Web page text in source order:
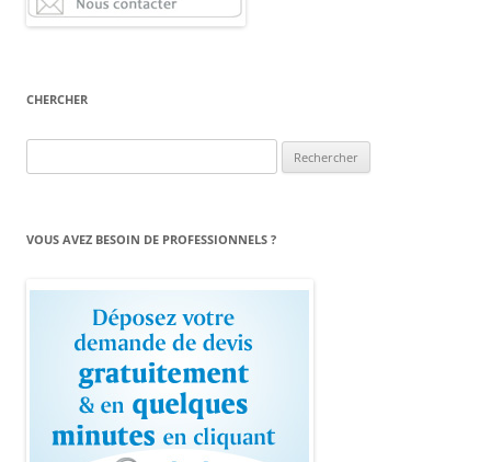
CHERCHER
VOUS AVEZ BESOIN DE PROFESSIONNELS ?